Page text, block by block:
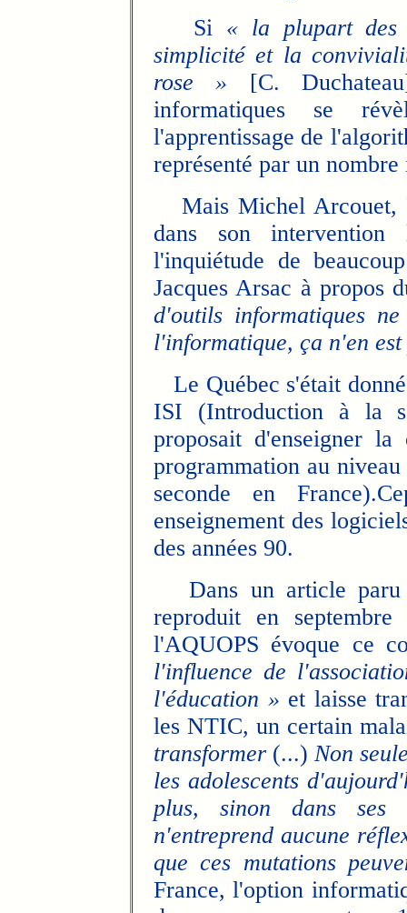
Si « la plupart des
simplicité et la
rose » [C.
informatiques se
l'apprentissage de
représenté par un
Mais Michel Arcouet,
dans son
l'inquiétude de
Jacques Arsac à propos
d'outils informatiques
l'informatique, ça n'en
Le Québec s'était
ISI (Introduction à la
proposait d'enseigner
programmation au
seconde en
enseignement des
des années 90.
Dans un article
reproduit en
l'AQUOPS évoque ce
l'influence de
l'éducation » et laisse
les NTIC, un certain
transformer (...) Non
les adolescents
plus, sinon dans ses
n'entreprend aucune
que ces mutations
France, l'option